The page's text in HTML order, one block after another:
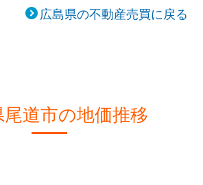
広島県の不動産売買に戻る
尾道市の地価推移